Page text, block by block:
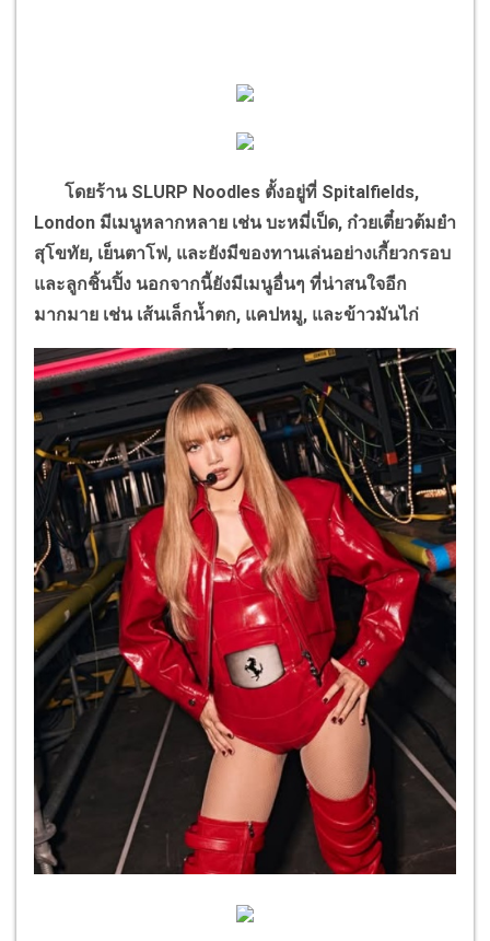
โดยร้าน SLURP Noodles ตั้งอยู่ที่ Spitalfields,
London มีเมนูหลากหลาย เช่น บะหมี่เป็ด, ก๋วยเตี๋ยวต้มยำ
สุโขทัย, เย็นตาโฟ, และยังมีของทานเล่นอย่างเกี้ยวกรอบ
และลูกชิ้นปิ้ง นอกจากนี้ยังมีเมนูอื่นๆ ที่น่าสนใจอีก
มากมาย เช่น เส้นเล็กน้ำตก, แคปหมู, และข้าวมันไก่